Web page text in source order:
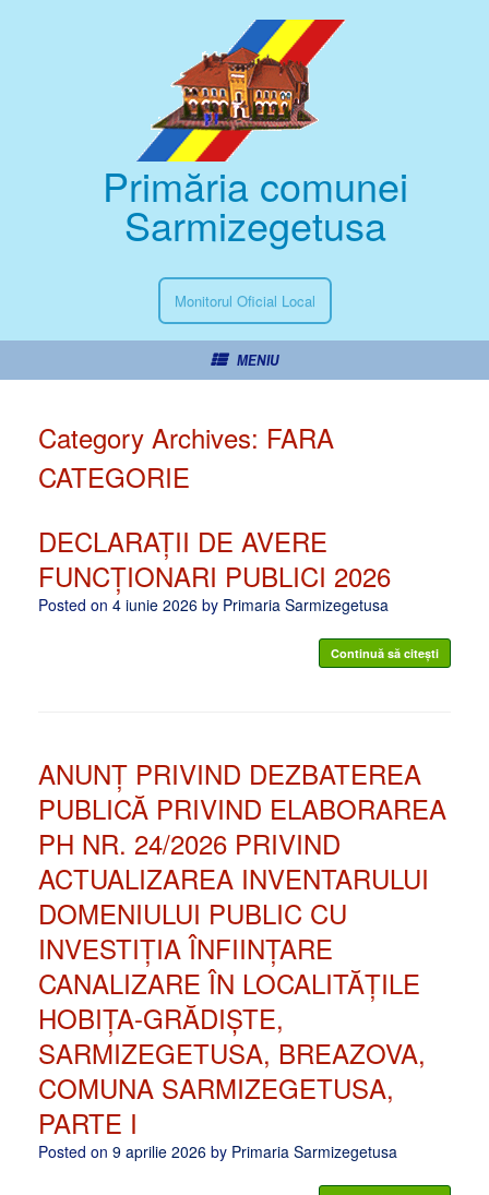
Primăria comunei
Sarmizegetusa
Monitorul Oficial Local
MENIU
Category Archives: FARA
CATEGORIE
DECLARAȚII DE AVERE
FUNCȚIONARI PUBLICI 2026
Posted on 4 iunie 2026 by Primaria Sarmizegetusa
Continuă să citești
ANUNȚ PRIVIND DEZBATEREA
PUBLICĂ PRIVIND ELABORAREA
PH NR. 24/2026 PRIVIND
ACTUALIZAREA INVENTARULUI
DOMENIULUI PUBLIC CU
INVESTIȚIA ÎNFIINȚARE
CANALIZARE ÎN LOCALITĂȚILE
HOBIȚA-GRĂDIȘTE,
SARMIZEGETUSA, BREAZOVA,
COMUNA SARMIZEGETUSA,
PARTE I
Posted on 9 aprilie 2026 by Primaria Sarmizegetusa